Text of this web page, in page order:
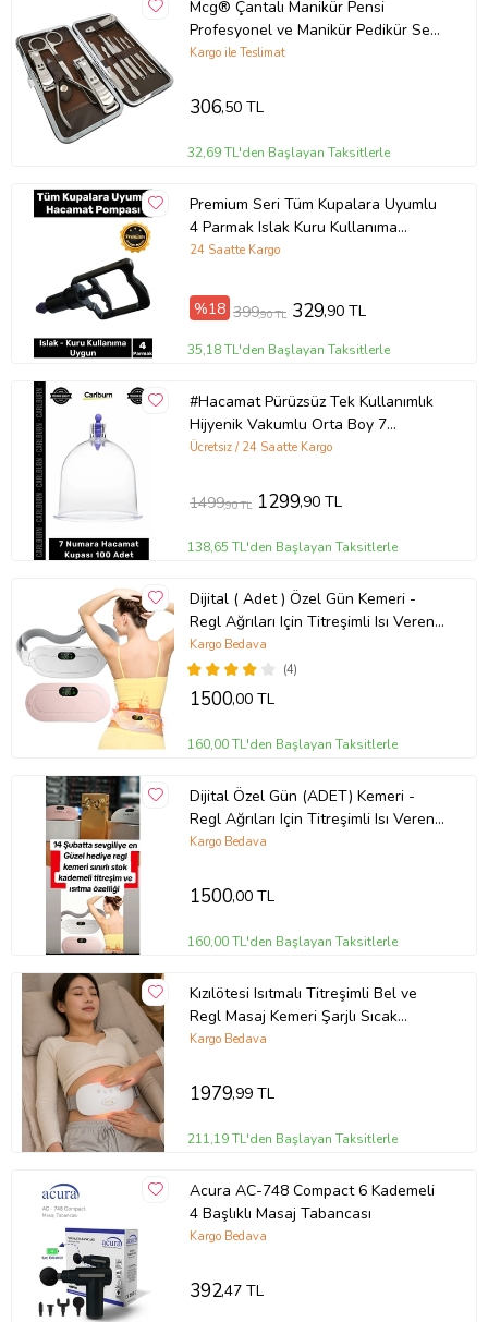
Mcg® Çantalı Manikür Pensi
Profesyonel ve Manikür Pedikür Seti
13 Parça Tırnak Eti İtici Ve Cımbı
Kargo ile Teslimat
306,50 TL
32,69 TL'den Başlayan Taksitlerle
Premium Seri Tüm Kupalara Uyumlu
4 Parmak Islak Kuru Kullanıma
Uygun Dayanıklı Hacamat Pompası
24 Saatte Kargo
%18 399,90 TL 329,90 TL
35,18 TL'den Başlayan Taksitlerle
#Hacamat Pürüzsüz Tek Kullanımlık
Hijyenik Vakumlu Orta Boy 7
Numara Hacamat Kupası 100 Adet
Ücretsiz / 24 Saatte Kargo
1499,90 TL 1299,90 TL
138,65 TL'den Başlayan Taksitlerle
Dijital ( Adet ) Özel Gün Kemeri -
Regl Ağrıları Için Titreşimli Isı Veren
Kemer
(4)
Kargo Bedava
1500,00 TL
160,00 TL'den Başlayan Taksitlerle
Dijital Özel Gün (ADET) Kemeri -
Regl Ağrıları Için Titreşimli Isı Veren
Kemer
Kargo Bedava
1500,00 TL
160,00 TL'den Başlayan Taksitlerle
Kızılötesi Isıtmalı Titreşimli Bel ve
Regl Masaj Kemeri Şarjlı Sıcak
Terapi Cihazı
Kargo Bedava
1979,99 TL
211,19 TL'den Başlayan Taksitlerle
Acura AC-748 Compact 6 Kademeli
4 Başlıklı Masaj Tabancası
Kargo Bedava
392,47 TL